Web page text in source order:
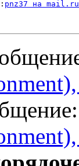
pnz37 на mail.ru